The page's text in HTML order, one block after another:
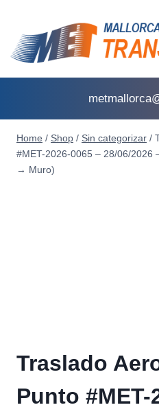
Home / Shop / Sin categorizar /
#MET-2026-0065 – 28/06/2026
→ Muro)
Traslado
Punto #MET-